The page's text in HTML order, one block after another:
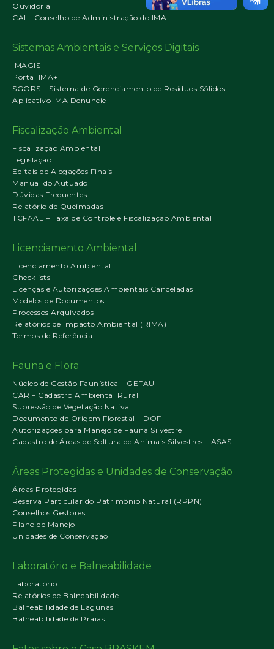
Ouvidoria
CAI – Conselho de Administração do IMA
Sistemas Ambientais e Serviços Digitais
IMAGIS
Portal IMA+
SGORS – Sistema de Gerenciamento de Resíduos Sólidos
Aplicativo IMA Denuncie
Fiscalização Ambiental
Fiscalização Ambiental
Legislação
Editais de Alegações Finais
Manual do Autuado
Dúvidas Frequentes
Relatório de Queimadas
TCFAAL – Taxa de Controle e Fiscalização Ambiental
Licenciamento Ambiental
Licenciamento Ambiental
Checklists
Licenças e Autorizações Ambientais Canceladas
Modelos de Documentos
Processos Arquivados
Relatórios de Impacto Ambiental (RIMA)
Termos de Referência
Fauna e Flora
Núcleo de Gestão Faunística – GEFAU
CAR – Cadastro Ambiental Rural
Supressão de Vegetação Nativa
Documento de Origem Florestal – DOF
Autorizações para Manejo de Fauna Silvestre
Cadastro de Áreas de Soltura de Animais Silvestres – ASAS
Áreas Protegidas e Unidades de Conservação
Áreas Protegidas
Reserva Particular do Patrimônio Natural (RPPN)
Conselhos Gestores
Plano de Manejo
Unidades de Conservação
Laboratório e Balneabilidade
Laboratório
Relatórios de Balneabilidade
Balneabilidade de Lagunas
Balneabilidade de Praias